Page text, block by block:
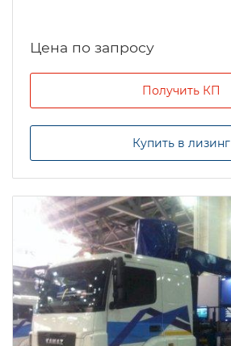
Цена по запросу
Получить КП
Купить в лизинг